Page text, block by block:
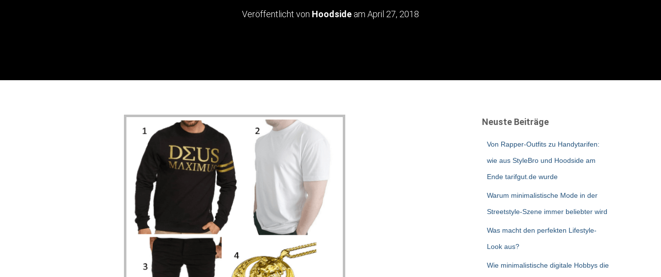
Veröffentlicht von Hoodside am April 27, 2018
Neuste Beiträge
Von Rapper-Outfits zu Handytarifen:
wie aus StyleBro und Hoodside am
Ende tarifgut.de wurde
Warum minimalistische Mode in der
Streetstyle-Szene immer beliebter wird
Was macht den perfekten Lifestyle-
Look aus?
Wie minimalistische digitale Hobbys die